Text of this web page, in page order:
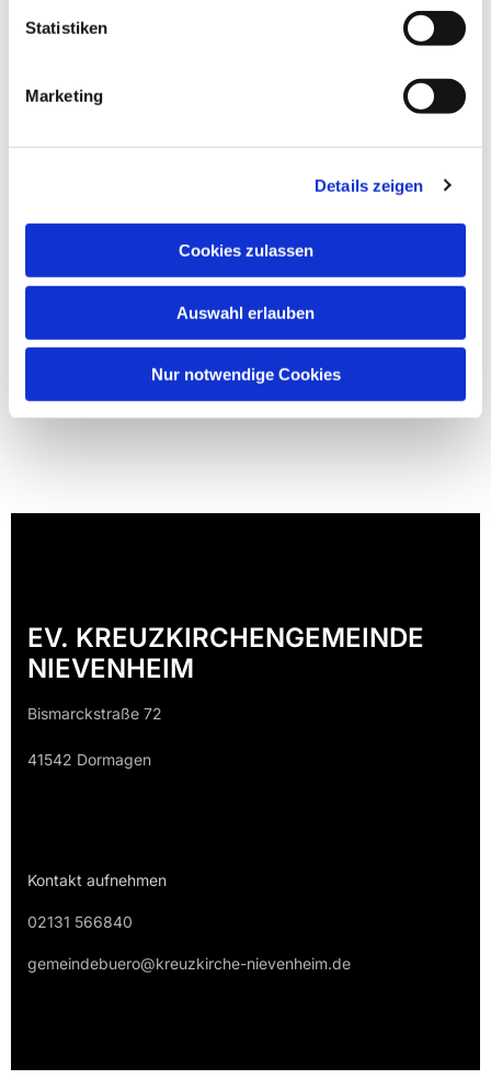
Statistiken
Marketing
Details zeigen
Cookies zulassen
Auswahl erlauben
Nur notwendige Cookies
EV. KREUZKIRCHENGEMEINDE
NIEVENHEIM
Bismarckstraße 72
41542 Dormagen
Kontakt aufnehmen
02131 566840
gemeindebuero@kreuzkirche-nievenheim.de